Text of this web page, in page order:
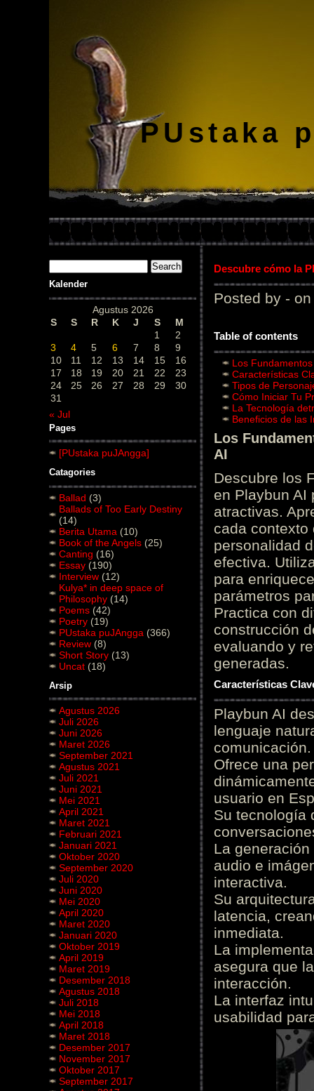
PUstaka
Kalender
Agustus 2026
S
S R K J S
M
1
2
3
4 5 6 7 8
9
10
11 12 13 14 15
16
17
18 19 20 21 22
23
24
25 26 27 28 29
30
31
« Jul
Pages
[PUstaka puJAngga]
Catagories
Ballad (3)
Ballads of Too Early Destiny
(14)
Berita Utama (10)
Book of the Angels (25)
Canting (16)
Essay (190)
Interview (12)
Kulya* in deep space of
Philosophy (14)
Poems (42)
Poetry (19)
PUstaka puJAngga (366)
Review (8)
Short Story (13)
Uncat (18)
Arsip
Agustus 2026
Juli 2026
Juni 2026
Maret 2026
September 2021
Agustus 2021
Juli 2021
Juni 2021
Mei 2021
April 2021
Maret 2021
Februari 2021
Januari 2021
Oktober 2020
September 2020
Juli 2020
Juni 2020
Mei 2020
April 2020
Maret 2020
Januari 2020
Oktober 2019
April 2019
Maret 2019
Desember 2018
Agustus 2018
Juli 2018
Mei 2018
April 2018
Maret 2018
Desember 2017
November 2017
Oktober 2017
September 2017
Descubre cómo la
Posted by - on
Table of contents
Los
Características
Tipos de
Cómo Iniciar Tu
La Tecnología
Beneficios de las
Los
AI
Descubre los
en Playbun AI
atractivas.
cada contexto
personalidad
efectiva.
para
parámetros
Practica con
construcción
evaluando y
generadas.
Características
Playbun AI
lenguaje
comunicación.
Ofrece una
usuario en
Su tecnología
La
audio e
interactiva.
Su
latencia,
inmediata.
La
asegura que
interacción.
La interfaz
usabilidad